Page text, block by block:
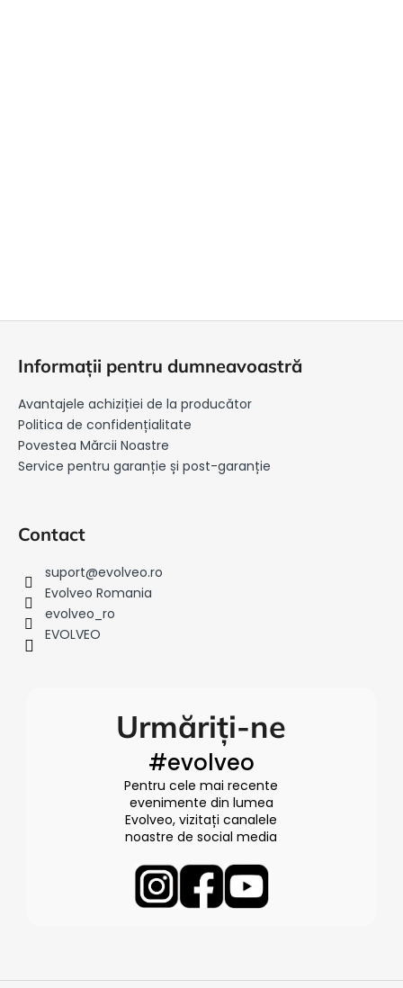
Informații pentru dumneavoastră
Avantajele achiziției de la producător
Politica de confidențialitate
Povestea Mărcii Noastre
Service pentru garanție și post-garanție
Contact
suport@evolveo.ro
Evolveo Romania
evolveo_ro
EVOLVEO
Urmăriți-ne
#evolveo
Pentru cele mai recente
evenimente din lumea
Evolveo, vizitați canalele
noastre de social media